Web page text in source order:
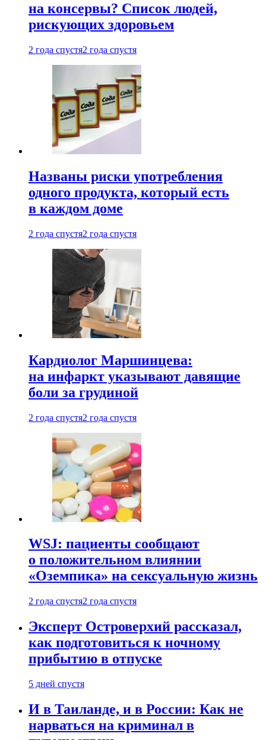
на консервы? Список людей,
рискующих здоровьем
2 года спустя2 года спустя
Названы риски употребления
одного продукта, который есть
в каждом доме
2 года спустя2 года спустя
Кардиолог Маршинцева:
на инфаркт указывают давящие
боли за грудиной
2 года спустя2 года спустя
WSJ: пациенты сообщают
о положительном влиянии
«Оземпика» на сексуальную жизнь
2 года спустя2 года спустя
Эксперт Островерхий рассказал,
как подготовиться к ночному
прибытию в отпуске
5 дней спустя
И в Таиланде, и в России: Как не
нарваться на криминал в